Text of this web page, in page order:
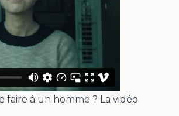
à un homme ? La vidéo